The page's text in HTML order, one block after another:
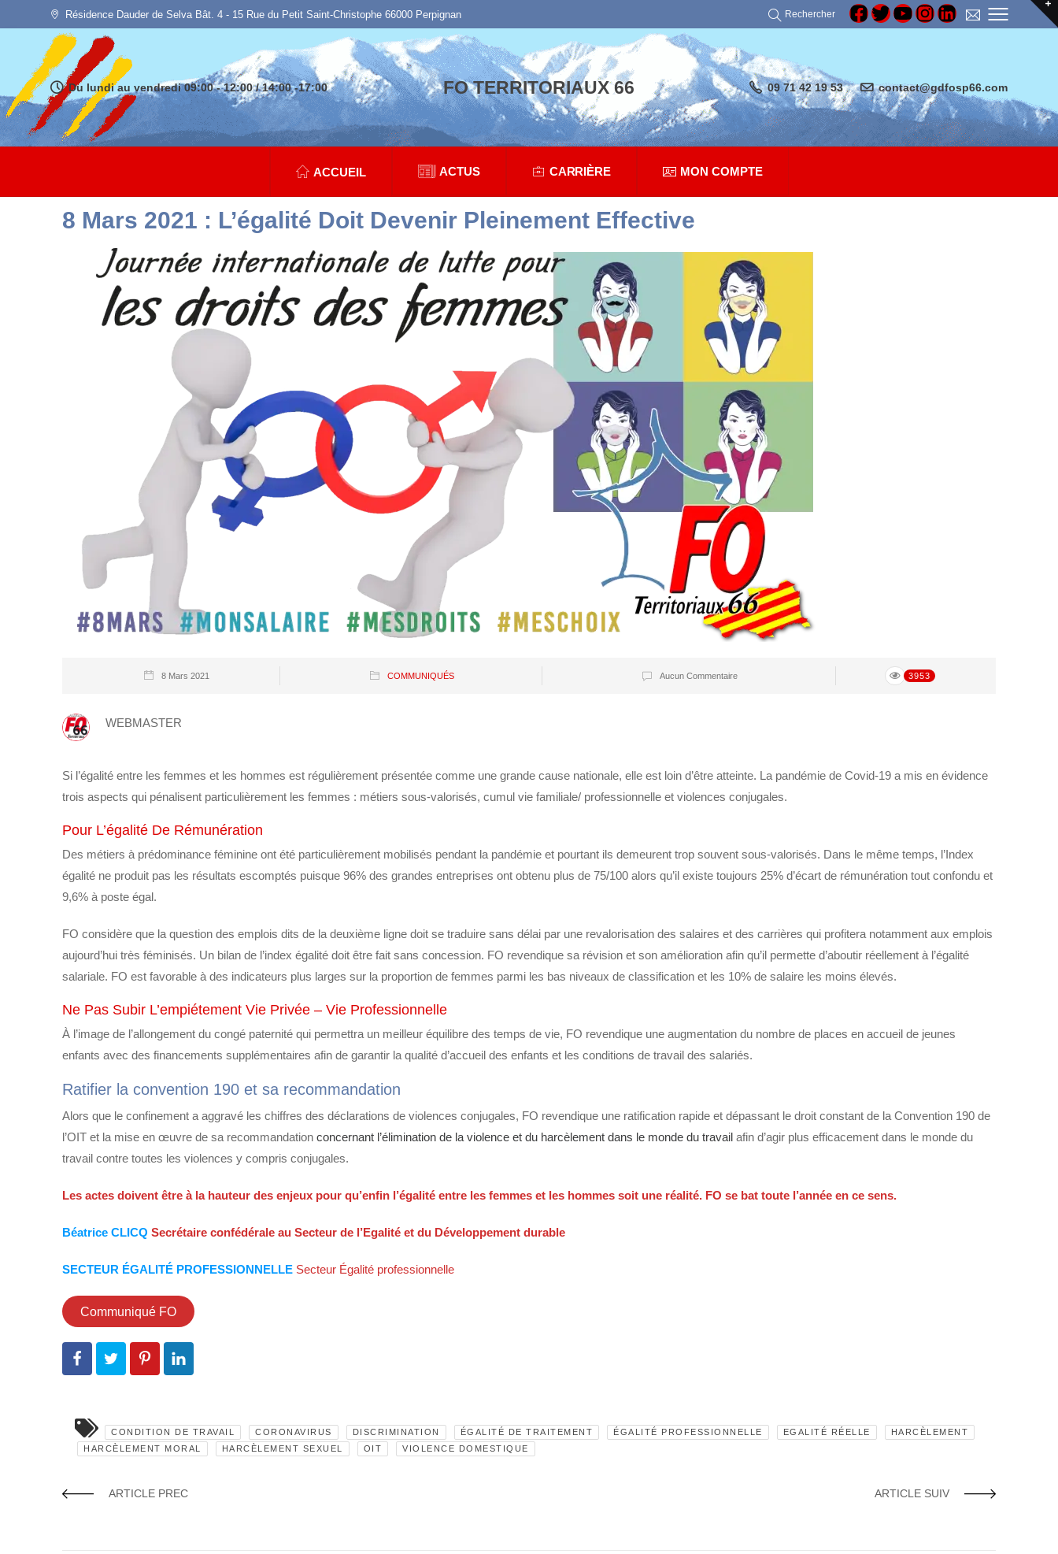
Résidence Dauder de Selva Bât. 4 - 15 Rue du Petit Saint-Christophe 66000 Perpignan Rechercher
Du lundi au vendredi 09:00 - 12:00 / 14:00 -17:00 FO TERRITORIAUX 66 09 71 42 19 53 contact@gdfosp66.com
ACCUEIL ACTUS CARRIÈRE MON COMPTE
8 Mars 2021 : L’égalité Doit Devenir Pleinement Effective
8 Mars 2021 COMMUNIQUÉS Aucun Commentaire 3953
WEBMASTER
Si l’égalité entre les femmes et les hommes est régulièrement présentée comme une grande cause nationale, elle est loin d’être atteinte. La pandémie de Covid-19 a mis en évidence
trois aspects qui pénalisent particulièrement les femmes : métiers sous-valorisés, cumul vie familiale/ professionnelle et violences conjugales.
Pour L’égalité De Rémunération
Des métiers à prédominance féminine ont été particulièrement mobilisés pendant la pandémie et pourtant ils demeurent trop souvent sous-valorisés. Dans le même temps, l’Index
égalité ne produit pas les résultats escomptés puisque 96% des grandes entreprises ont obtenu plus de 75/100 alors qu’il existe toujours 25% d’écart de rémunération tout confondu et
9,6% à poste égal.
FO considère que la question des emplois dits de la deuxième ligne doit se traduire sans délai par une revalorisation des salaires et des carrières qui profitera notamment aux emplois
aujourd’hui très féminisés. Un bilan de l’index égalité doit être fait sans concession. FO revendique sa révision et son amélioration afin qu’il permette d’aboutir réellement à l’égalité
salariale. FO est favorable à des indicateurs plus larges sur la proportion de femmes parmi les bas niveaux de classification et les 10% de salaire les moins élevés.
Ne Pas Subir L’empiétement Vie Privée – Vie Professionnelle
À l’image de l’allongement du congé paternité qui permettra un meilleur équilibre des temps de vie, FO revendique une augmentation du nombre de places en accueil de jeunes
enfants avec des financements supplémentaires afin de garantir la qualité d’accueil des enfants et les conditions de travail des salariés.
Ratifier la convention 190 et sa recommandation
Alors que le confinement a aggravé les chiffres des déclarations de violences conjugales, FO revendique une ratification rapide et dépassant le droit constant de la Convention 190 de
l’OIT et la mise en œuvre de sa recommandation concernant l’élimination de la violence et du harcèlement dans le monde du travail afin d’agir plus efficacement dans le monde du
travail contre toutes les violences y compris conjugales.
Les actes doivent être à la hauteur des enjeux pour qu’enfin l’égalité entre les femmes et les hommes soit une réalité. FO se bat toute l’année en ce sens.
Béatrice CLICQ Secrétaire confédérale au Secteur de l’Egalité et du Développement durable
SECTEUR ÉGALITÉ PROFESSIONNELLE Secteur Égalité professionnelle
Communiqué FO
CONDITION DE TRAVAIL CORONAVIRUS DISCRIMINATION ÉGALITÉ DE TRAITEMENT ÉGALITÉ PROFESSIONNELLE EGALITÉ RÉELLE
HARCÈLEMENT
HARCÈLEMENT MORAL
HARCÈLEMENT SEXUEL OIT VIOLENCE DOMESTIQUE
ARTICLE PREC ARTICLE SUIV